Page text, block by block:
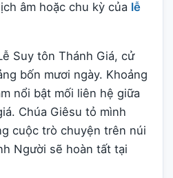
âm hoặc chu kỳ của lễ
Suy tôn Thánh Giá, cử
bốn mươi ngày. Khoảng
nổi bật mối liên hệ giữa
Chúa Giêsu tỏ mình
cuộc trò chuyện trên núi
Người sẽ hoàn tất tại